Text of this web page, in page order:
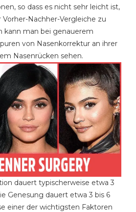
so dass es nicht sehr leicht ist,
Vorher-Nachher-Vergleiche zu
kann man bei genauerem
von Nasenkorrektur an ihrer
Nasenrücken sehen.
dauert typischerweise etwa 3
Genesung dauert etwa 3 bis 6
einer der wichtigsten Faktoren